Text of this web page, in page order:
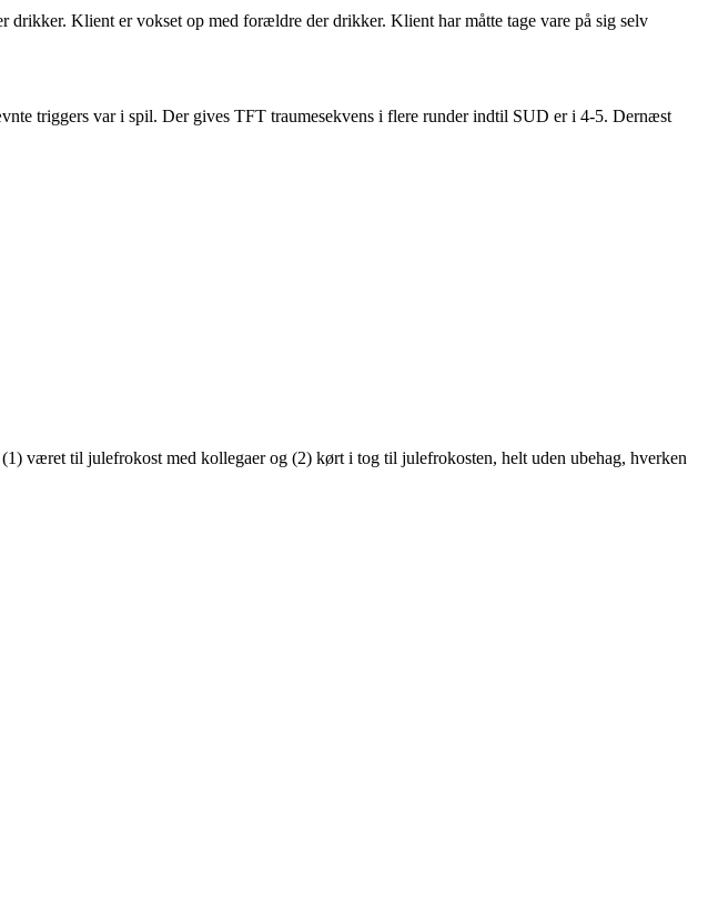
Klient er vokset op med forældre der drikker. Klient har måtte tage vare på sig selv
triggers var i spil. Der gives TFT traumesekvens i flere runder indtil SUD er i 4-5. Dernæst
været til julefrokost med kollegaer og (2) kørt i tog til julefrokosten, helt uden ubehag, hverken